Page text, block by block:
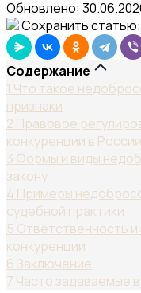
Обновлено:
Сохранить статью:
Содержание
1 Что такое
признаки
2 Правовое
конкуренции в России
3 Формы и виды
закону
4 Примеры
судебной практики
5 Ответственность
конкуренции
6 Заключение
7 Часто задаваемые